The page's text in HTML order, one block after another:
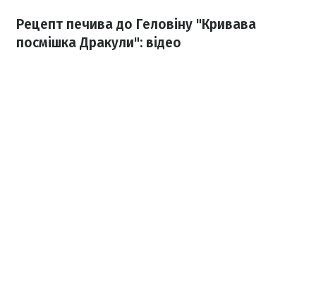
Рецепт печива до Геловіну "Кривава
посмішка Дракули": відео